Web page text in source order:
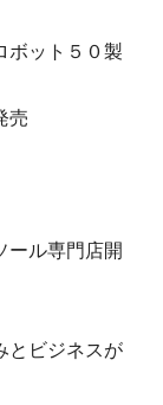
ット５０製
売
ル専門店開
とビジネスが